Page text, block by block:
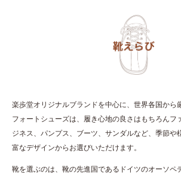
楽歩堂オリジナルブランドを中心に、世界各国から
フォートシューズは、履き心地の良さはもちろんフ
ジネス、パンプス、ブーツ、サンダルなど、季節や
富なデザインからお選びいただけます。
靴を選ぶのは、靴の先進国であるドイツのオーソペ